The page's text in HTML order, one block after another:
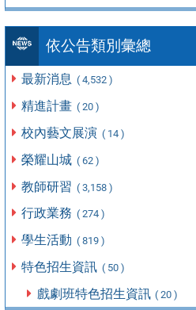
依公告類別彙總
最新消息 ( 4,532 )
精進計畫 ( 20 )
校內藝文展演 ( 14 )
榮耀山城 ( 62 )
教師研習 ( 3,158 )
行政業務 ( 274 )
學生活動 ( 819 )
特色招生資訊 ( 50 )
戲劇班特色招生資訊 ( 20 )